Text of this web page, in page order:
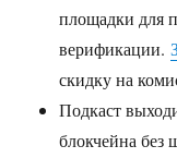
площадки для
верификации.
скидку на
Подкаст
блокчейна без